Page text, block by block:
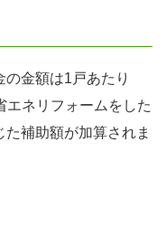
金額は1戸あたり
エネリフォームをした
補助額が加算されま